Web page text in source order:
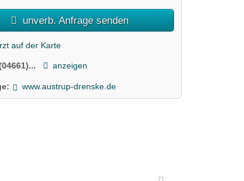
unverb. Anfrage senden
auf der Karte
anzeigen
www.austrup-drenske.de